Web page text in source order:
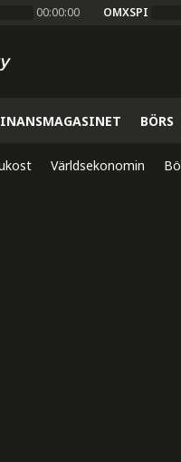
00:00:00 OMXSPI
BÖRS
Världsekonomin